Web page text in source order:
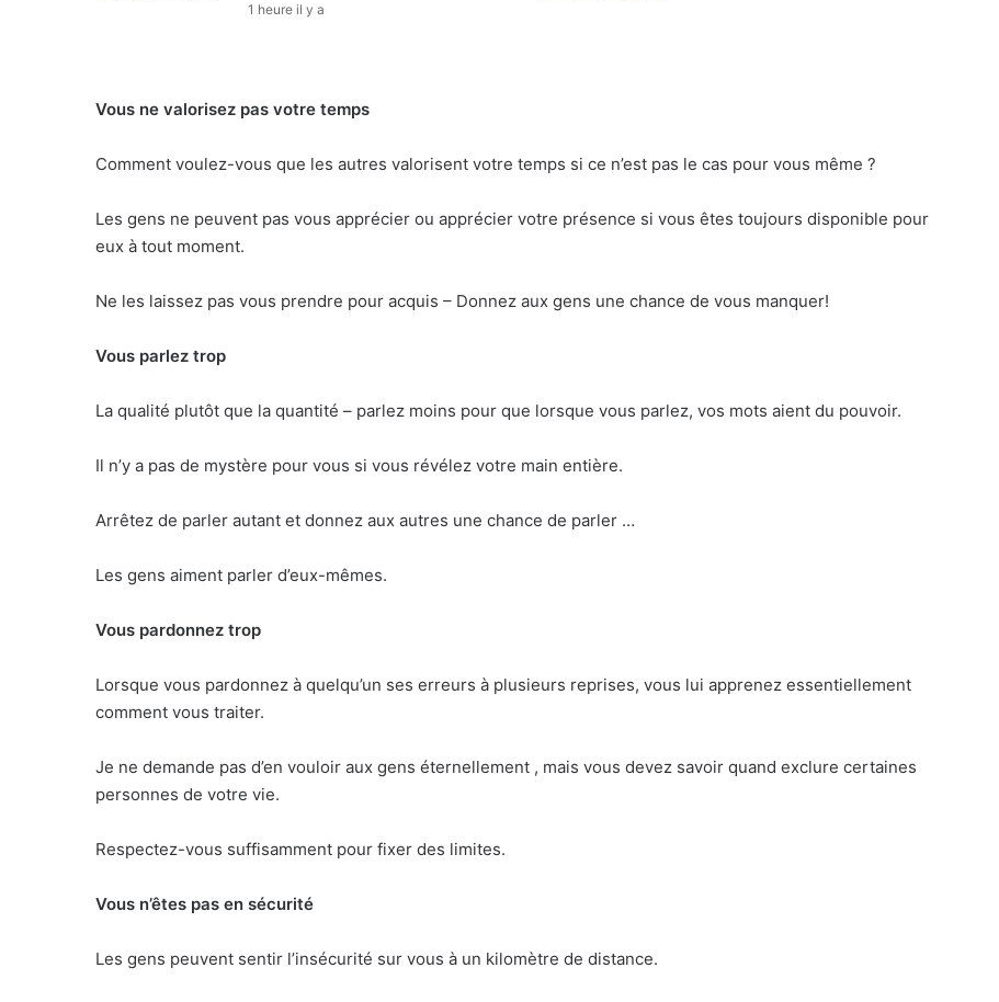
1 heure il y a
Vous ne valorisez pas votre temps
Comment voulez-vous que les autres valorisent votre temps si ce n’est pas le cas pour vous même ?
Les gens ne peuvent pas vous apprécier ou apprécier votre présence si vous êtes toujours disponible pour
eux à tout moment.
Ne les laissez pas vous prendre pour acquis – Donnez aux gens une chance de vous manquer!
Vous parlez trop
La qualité plutôt que la quantité – parlez moins pour que lorsque vous parlez, vos mots aient du pouvoir.
Il n’y a pas de mystère pour vous si vous révélez votre main entière.
Arrêtez de parler autant et donnez aux autres une chance de parler …
Les gens aiment parler d’eux-mêmes.
Vous pardonnez trop
Lorsque vous pardonnez à quelqu’un ses erreurs à plusieurs reprises, vous lui apprenez essentiellement
comment vous traiter.
Je ne demande pas d’en vouloir aux gens éternellement , mais vous devez savoir quand exclure certaines
personnes de votre vie.
Respectez-vous suffisamment pour fixer des limites.
Vous n’êtes pas en sécurité
Les gens peuvent sentir l’insécurité sur vous à un kilomètre de distance.